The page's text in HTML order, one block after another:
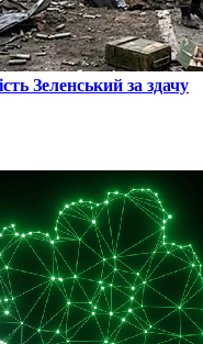
Зеленський за здачу